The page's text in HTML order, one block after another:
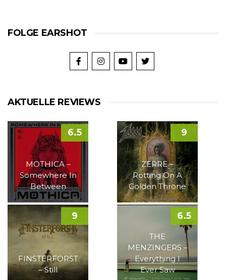
FOLGE EARSHOT
AKTUELLE REVIEWS
MOTHICA –
Somewhere In
Between
6.5
ZERRE –
Rotting On A
Golden Throne
9
FINSTERFORST
– Still
9
THE
MENZINGERS –
Everything I
Ever Saw
6.5